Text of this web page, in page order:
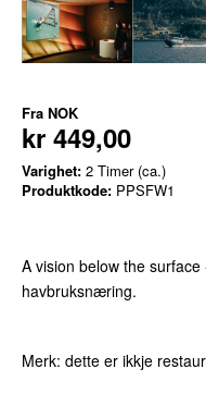
Fra NOK
kr 449,00
Varighet: 2 Timer (ca.)
Produktkode: PPSFW1
A vision below the
havbruksnæring.
Merk: dette er ikkje